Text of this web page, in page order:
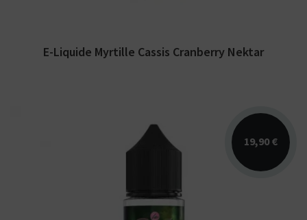
E-Liquide Myrtille Cassis Cranberry Nektar
19,90 €